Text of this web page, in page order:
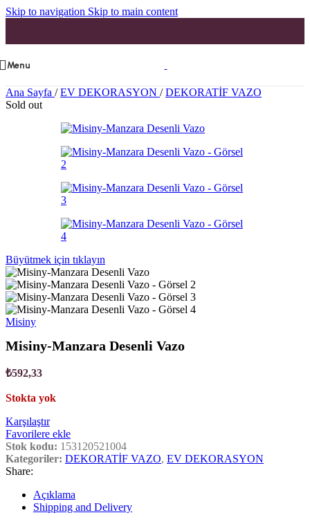
Skip to navigation Skip to main content
Menu
Ana Sayfa / EV DEKORASYON / DEKORATİF VAZO
Sold out
Büyütmek için tıklayın
Misiny
Misiny-Manzara Desenli Vazo
₺592,33
Stokta yok
Karşılaştır
Favorilere ekle
Stok kodu: 153120521004
Kategoriler: DEKORATİF VAZO, EV DEKORASYON
Share:
Açıklama
Shipping and Delivery